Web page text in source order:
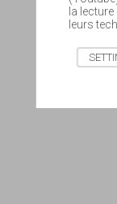
la
leurs